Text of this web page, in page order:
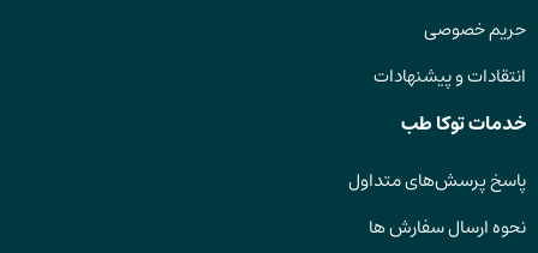
حریم خصوصی
انتقادات و پیشنهادات
خدمات توکا طب
پاسخ پرسش‌های متداول
نحوه ارسال سفارش ها